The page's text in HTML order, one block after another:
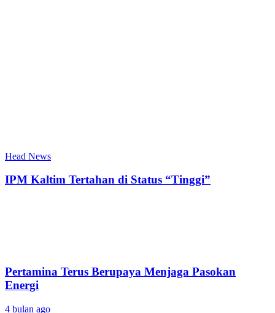
Head News
IPM Kaltim Tertahan di Status “Tinggi”
Pertamina Terus Berupaya Menjaga Pasokan
Energi
4 bulan ago